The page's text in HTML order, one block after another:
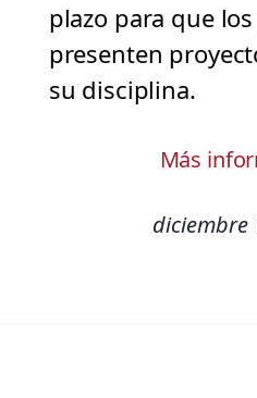
plazo para que
presenten
su disciplina.
Más
diciembre